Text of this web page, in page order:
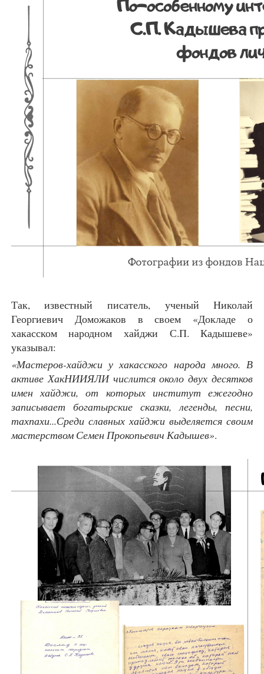
Так, известный писатель, ученый Николай
Георгиевич Доможаков в своем «Докладе о
хакасском народном хайджи С.П. Кадышеве»
указывал:
«Мастеров-хайджи у хакасского народа много. В
активе ХакНИИЯЛИ числится около двух десятков
имен хайджи, от которых институт ежегодно
записывает богатырские сказки, легенды, песни,
тахпахи...Среди славных хайджи выделяется своим
мастерством Семен Прокопьевич Кадышев».